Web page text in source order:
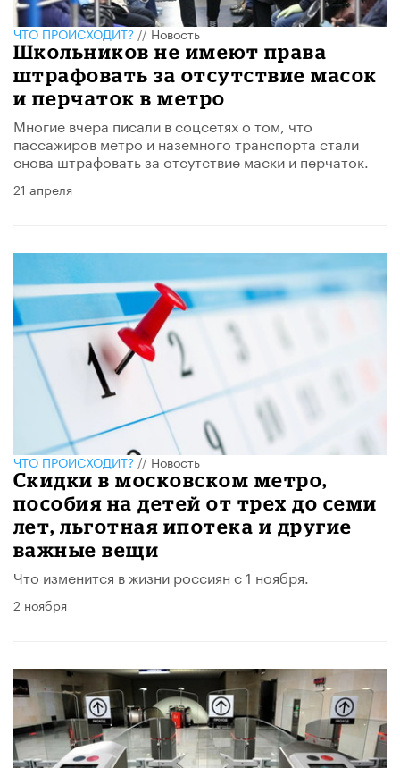
ЧТО ПРОИСХОДИТ?//Новость
Школьников не имеют права
штрафовать за отсутствие масок
и перчаток в метро
Многие вчера писали в соцсетях о том, что
пассажиров метро и наземного транспорта стали
снова штрафовать за отсутствие маски и перчаток.
21 апреля
ЧТО ПРОИСХОДИТ?// Новость
Скидки в московском метро,
пособия на детей от трех до семи
лет, льготная ипотека и другие
важные вещи
Что изменится в жизни россиян с 1 ноября.
2 ноября